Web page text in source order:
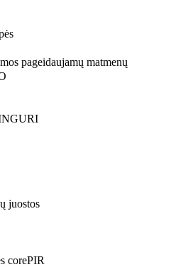
pageidaujamų matmenų
juostos
corePIR